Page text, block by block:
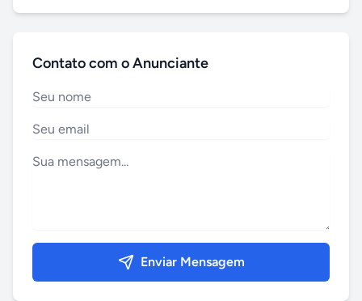
Contato com o Anunciante
Enviar Mensagem